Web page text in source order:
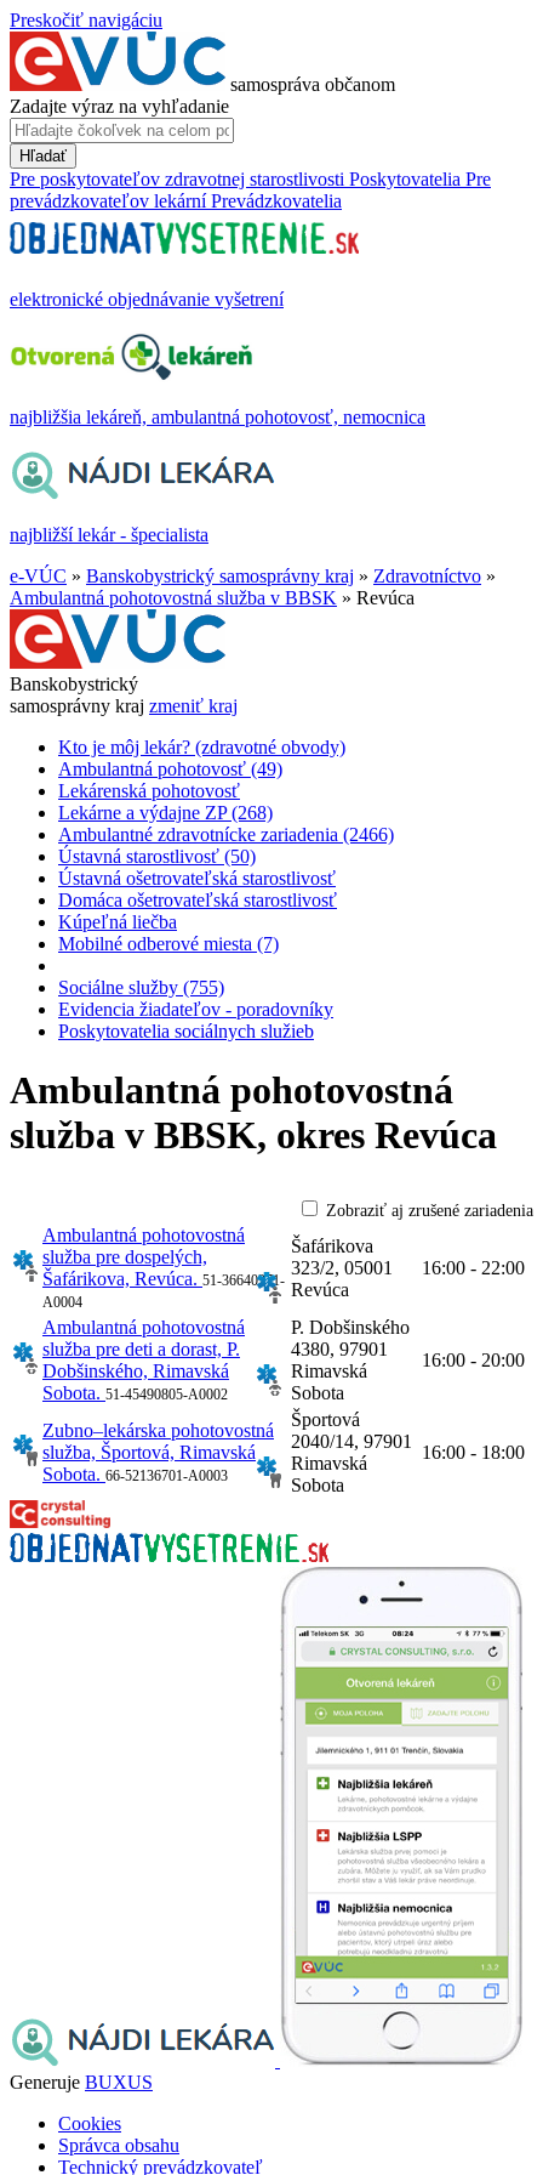
Preskočiť navigáciu
samospráva občanom
Zadajte výraz na vyhľadanie
Hľadať
Pre poskytovateľov zdravotnej starostlivosti Poskytovatelia Pre
prevádzkovateľov lekární Prevádzkovatelia
elektronické objednávanie vyšetrení
najbližšia lekáreň, ambulantná pohotovosť, nemocnica
najbližší lekár - špecialista
e-VÚC » Banskobystrický samosprávny kraj » Zdravotníctvo »
Ambulantná pohotovostná služba v BBSK » Revúca
Banskobystrický
samosprávny kraj zmeniť kraj
Kto je môj lekár? (zdravotné obvody)
Ambulantná pohotovosť (49)
Lekárenská pohotovosť
Lekárne a výdajne ZP (268)
Ambulantné zdravotnícke zariadenia (2466)
Ústavná starostlivosť (50)
Ústavná ošetrovateľská starostlivosť
Domáca ošetrovateľská starostlivosť
Kúpeľná liečba
Mobilné odberové miesta (7)
Sociálne služby (755)
Evidencia žiadateľov - poradovníky
Poskytovatelia sociálnych služieb
Ambulantná pohotovostná
služba v BBSK, okres Revúca
Zobraziť aj zrušené zariadenia
Ambulantná pohotovostná
služba pre dospelých,
Šafárikova, Revúca. 51-36640271-
A0004
Šafárikova
323/2, 05001
Revúca
16:00 - 22:00
Ambulantná pohotovostná
služba pre deti a dorast, P.
Dobšinského, Rimavská
Sobota. 51-45490805-A0002
P. Dobšinského
4380, 97901
Rimavská
Sobota
16:00 - 20:00
Zubno–lekárska pohotovostná
služba, Športová, Rimavská
Sobota. 66-52136701-A0003
Športová
2040/14, 97901
Rimavská
Sobota
16:00 - 18:00
Generuje BUXUS
Cookies
Správca obsahu
Technický prevádzkovateľ